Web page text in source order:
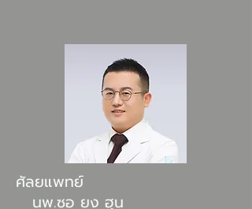
ศัลยแพทย์
นพ.ซอ ยง ฮุน